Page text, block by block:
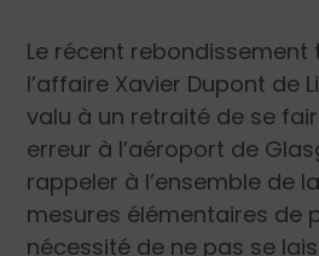
Le récent
l’affaire Xavier Dupont de
valu à un retraité de se
erreur à l’aéroport de
rappeler à l’ensemble de
mesures élémentaires de
nécessité de ne pas se